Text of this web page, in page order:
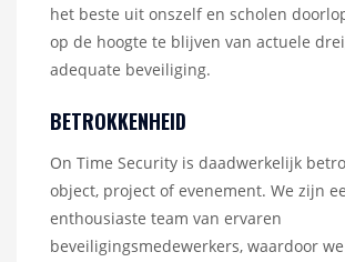
het beste uit onszelf en scholen
op de hoogte te blijven van actuele
adequate beveiliging.
BETROKKENHEID
On Time Security is daadwerkelijk
object, project of evenement. We zijn
enthousiaste team van ervaren
beveiligingsmedewerkers, waardoor